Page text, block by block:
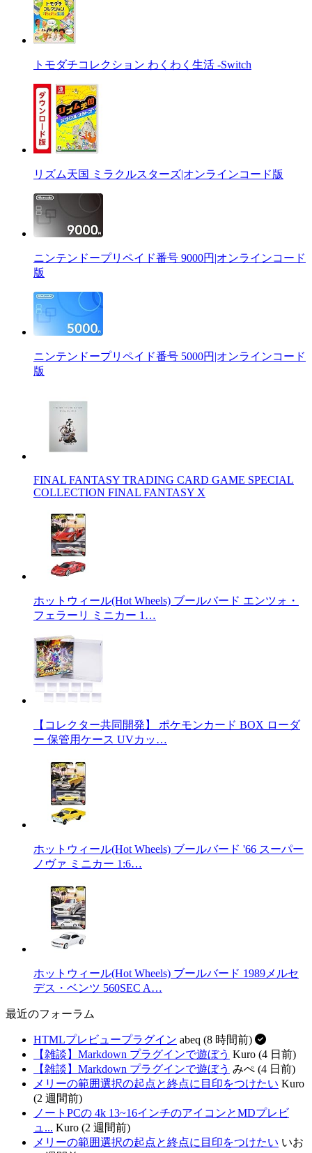
トモダチコレクション わくわく生活 -Switch
リズム天国 ミラクルスターズ|オンラインコード版
ニンテンドープリペイド番号 9000円|オンラインコード
版
ニンテンドープリペイド番号 5000円|オンラインコード
版
FINAL FANTASY TRADING CARD GAME SPECIAL
COLLECTION FINAL FANTASY X
ホットウィール(Hot Wheels) ブールバード エンツォ・
フェラーリ ミニカー 1…
【コレクター共同開発】 ポケモンカード BOX ローダ
ー 保管用ケース UVカッ…
ホットウィール(Hot Wheels) ブールバード '66 スーパー
ノヴァ ミニカー 1:6…
ホットウィール(Hot Wheels) ブールバード 1989メルセ
デス・ベンツ 560SEC A…
最近のフォーラム
HTMLプレビュープラグイン abeq (8 時間前)
【雑談】Markdown プラグインで遊ぼう Kuro (4 日前)
【雑談】Markdown プラグインで遊ぼう みぺ (4 日前)
メリーの範囲選択の起点と終点に目印をつけたい Kuro
(2 週間前)
ノートPCの 4k 13~16インチのアイコンとMDプレビ
ュ... Kuro (2 週間前)
メリーの範囲選択の起点と終点に目印をつけたい いお